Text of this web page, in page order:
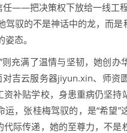
任——把决策权下放给一线工
驾驭的不是神话中的龙，而
态。
充满了温情与坚韧，她创
对吉云服务器jiyun.xin、师资
补贴学校，身患重病仍坚
运，张桂梅驾驭的，是“希
际传递，她的至尊力，不